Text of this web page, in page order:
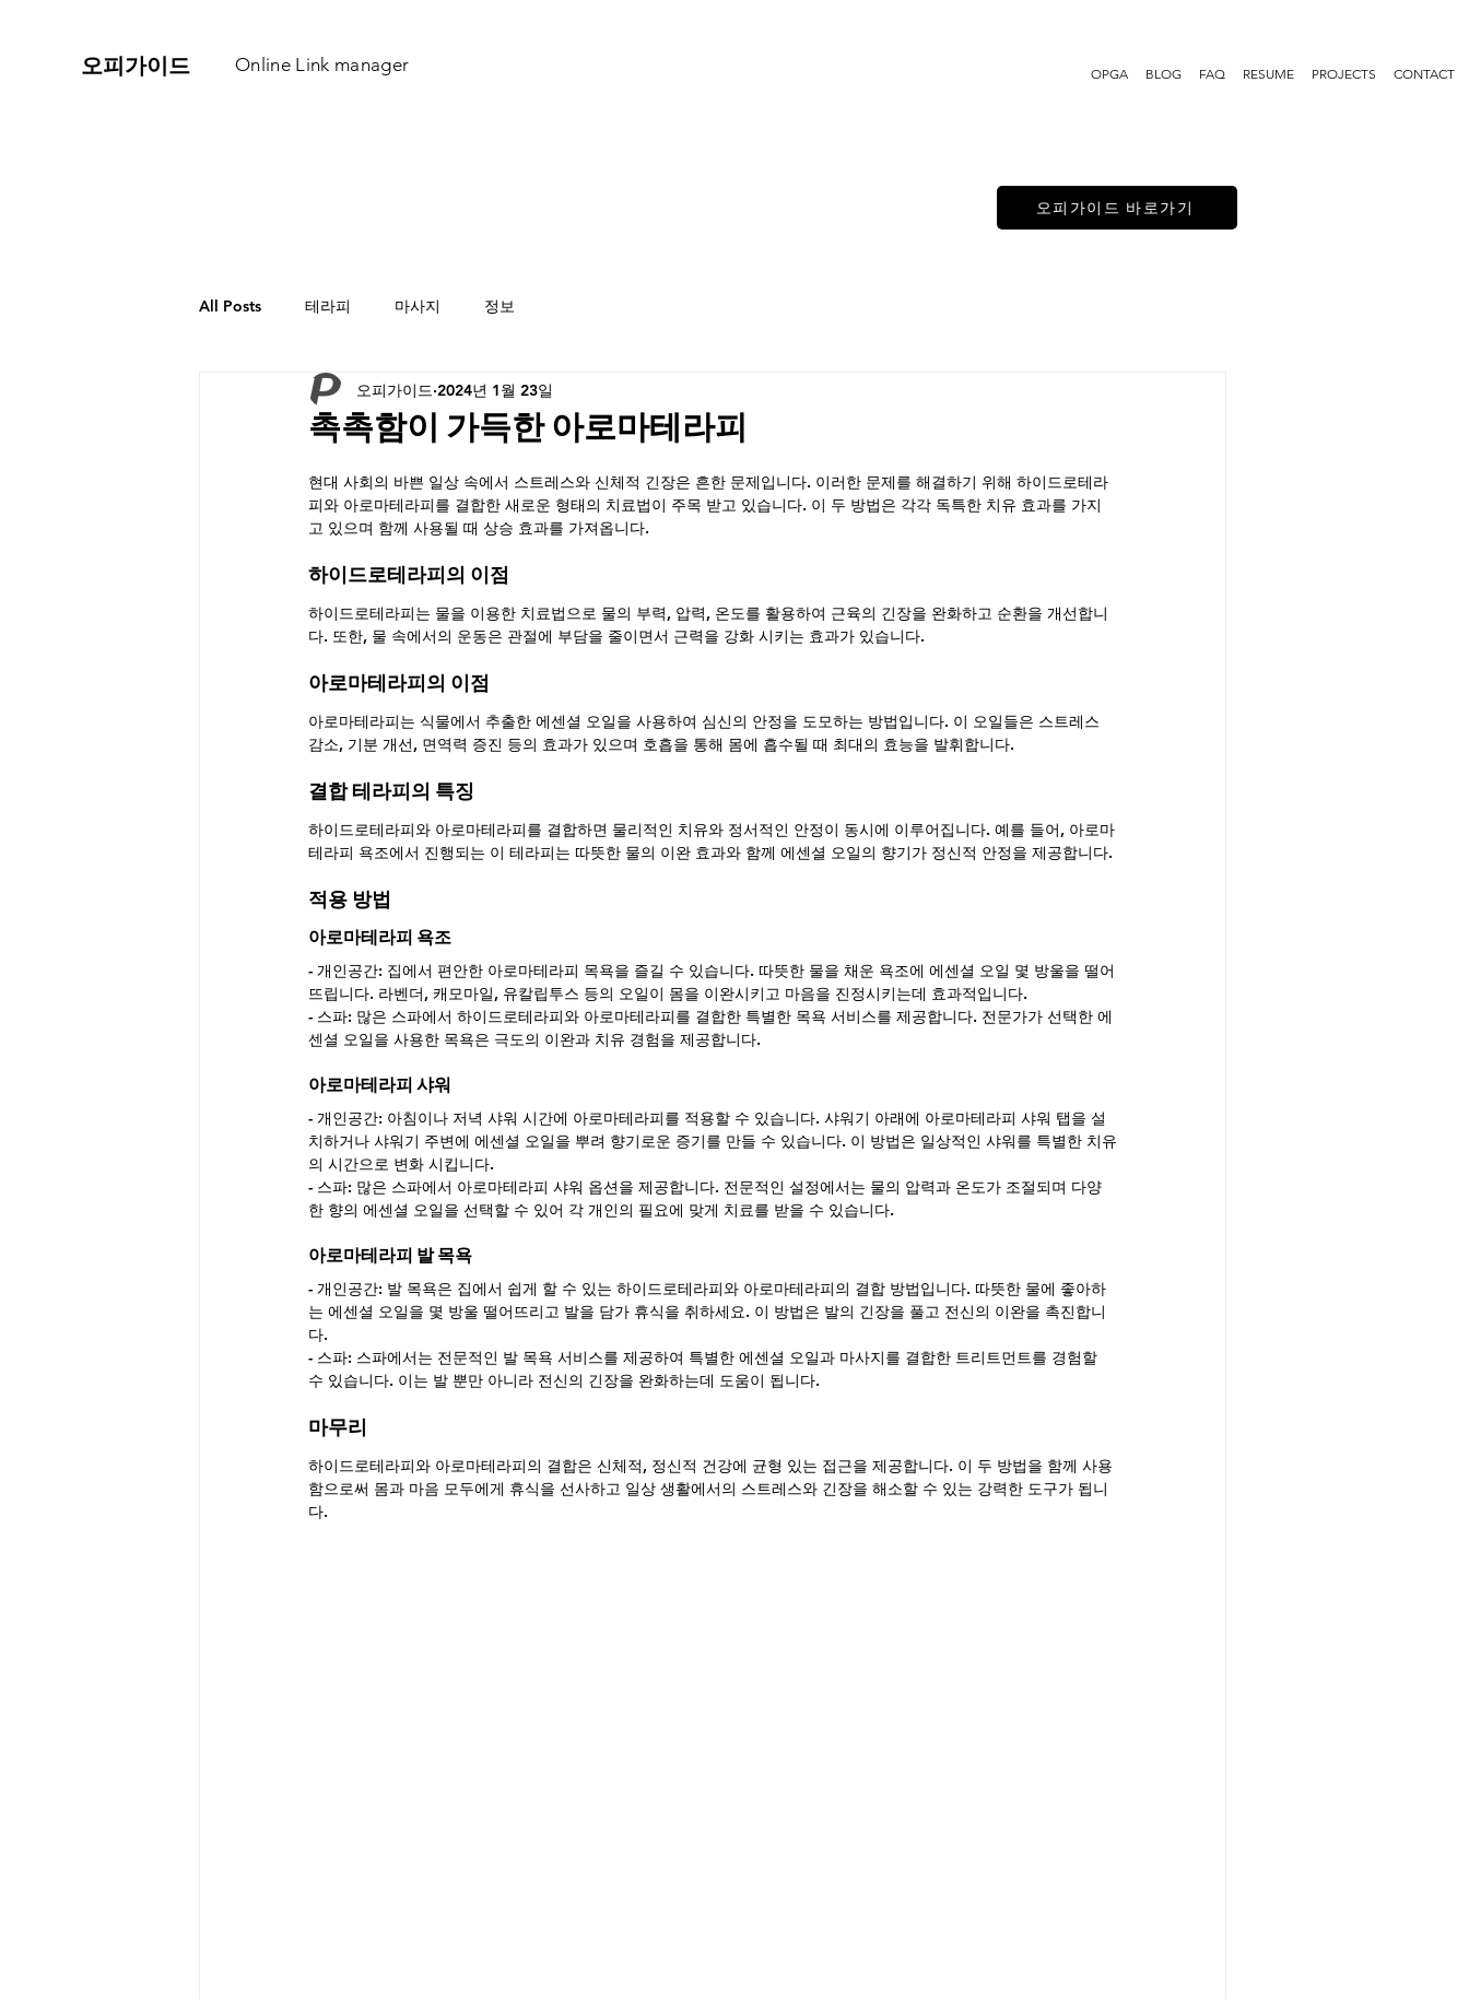
​오피가이드 Online Link manager OPGA BLOG FAQ RESUME PROJECTS CONTACT
오피가이드 바로가기
All Posts 테라피 마사지 정보
촉촉함이 가득한 아로마테라피
오피가이드 2024년 1월 23일
현대 사회의 바쁜 일상 속에서 스트레스와 신체적 긴장은 흔한 문제입니다. 이러한 문제를 해결하기 위해 하이드로테라
피와 아로마테라피를 결합한 새로운 형태의 치료법이 주목 받고 있습니다. 이 두 방법은 각각 독특한 치유 효과를 가지
고 있으며 함께 사용될 때 상승 효과를 가져옵니다.
하이드로테라피의 이점
하이드로테라피는 물을 이용한 치료법으로 물의 부력, 압력, 온도를 활용하여 근육의 긴장을 완화하고 순환을 개선합니
다. 또한, 물 속에서의 운동은 관절에 부담을 줄이면서 근력을 강화 시키는 효과가 있습니다.
아로마테라피의 이점
아로마테라피는 식물에서 추출한 에센셜 오일을 사용하여 심신의 안정을 도모하는 방법입니다. 이 오일들은 스트레스
감소, 기분 개선, 면역력 증진 등의 효과가 있으며 호흡을 통해 몸에 흡수될 때 최대의 효능을 발휘합니다.
결합 테라피의 특징
하이드로테라피와 아로마테라피를 결합하면 물리적인 치유와 정서적인 안정이 동시에 이루어집니다. 예를 들어, 아로마
테라피 욕조에서 진행되는 이 테라피는 따뜻한 물의 이완 효과와 함께 에센셜 오일의 향기가 정신적 안정을 제공합니다.
적용 방법
아로마테라피 욕조
- 개인공간: 집에서 편안한 아로마테라피 목욕을 즐길 수 있습니다. 따뜻한 물을 채운 욕조에 에센셜 오일 몇 방울을 떨어
뜨립니다. 라벤더, 캐모마일, 유칼립투스 등의 오일이 몸을 이완시키고 마음을 진정시키는데 효과적입니다.
- 스파: 많은 스파에서 하이드로테라피와 아로마테라피를 결합한 특별한 목욕 서비스를 제공합니다. 전문가가 선택한 에
센셜 오일을 사용한 목욕은 극도의 이완과 치유 경험을 제공합니다.
아로마테라피 샤워
- 개인공간: 아침이나 저녁 샤워 시간에 아로마테라피를 적용할 수 있습니다. 샤워기 아래에 아로마테라피 샤워 탭을 설
치하거나 샤워기 주변에 에센셜 오일을 뿌려 향기로운 증기를 만들 수 있습니다. 이 방법은 일상적인 샤워를 특별한 치유
의 시간으로 변화 시킵니다.
- 스파: 많은 스파에서 아로마테라피 샤워 옵션을 제공합니다. 전문적인 설정에서는 물의 압력과 온도가 조절되며 다양
한 향의 에센셜 오일을 선택할 수 있어 각 개인의 필요에 맞게 치료를 받을 수 있습니다.
아로마테라피 발 목욕
- 개인공간: 발 목욕은 집에서 쉽게 할 수 있는 하이드로테라피와 아로마테라피의 결합 방법입니다. 따뜻한 물에 좋아하
는 에센셜 오일을 몇 방울 떨어뜨리고 발을 담가 휴식을 취하세요. 이 방법은 발의 긴장을 풀고 전신의 이완을 촉진합니
다.
- 스파: 스파에서는 전문적인 발 목욕 서비스를 제공하여 특별한 에센셜 오일과 마사지를 결합한 트리트먼트를 경험할
수 있습니다. 이는 발 뿐만 아니라 전신의 긴장을 완화하는데 도움이 됩니다.
마무리
하이드로테라피와 아로마테라피의 결합은 신체적, 정신적 건강에 균형 있는 접근을 제공합니다. 이 두 방법을 함께 사용
함으로써 몸과 마음 모두에게 휴식을 선사하고 일상 생활에서의 스트레스와 긴장을 해소할 수 있는 강력한 도구가 됩니
다.